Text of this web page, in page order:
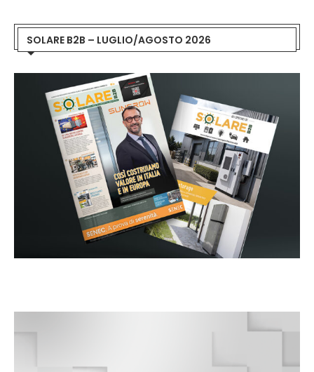
SOLARE B2B – LUGLIO/AGOSTO 2026